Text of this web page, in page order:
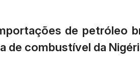
de petróleo
de combustível da